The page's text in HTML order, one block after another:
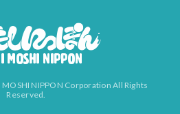
NIPPON Corporation All Rights
Reserved.